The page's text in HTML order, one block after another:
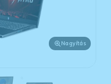
Nagyítás